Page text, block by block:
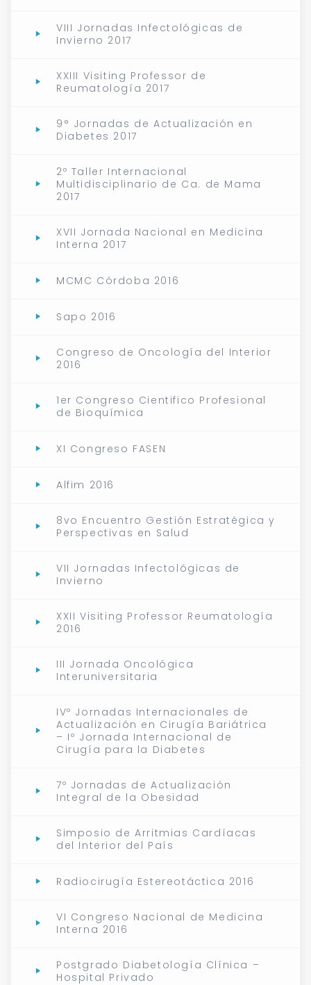
VIII Jornadas Infectológicas de
Invierno 2017
XXIII Visiting Professor de
Reumatología 2017
9° Jornadas de Actualización en
Diabetes 2017
2º Taller Internacional
Multidisciplinario de Ca. de Mama
2017
XVII Jornada Nacional en Medicina
Interna 2017
MCMC Córdoba 2016
Sapo 2016
Congreso de Oncología del Interior
2016
1er Congreso Cientifico Profesional
de Bioquímica
XI Congreso FASEN
Alfim 2016
8vo Encuentro Gestión Estratégica y
Perspectivas en Salud
VII Jornadas Infectológicas de
Invierno
XXII Visiting Professor Reumatología
2016
III Jornada Oncológica
Interuniversitaria
IVº Jornadas Internacionales de
Actualización en Cirugía Bariátrica
– Iº Jornada Internacional de
Cirugía para la Diabetes
7º Jornadas de Actualización
Integral de la Obesidad
Simposio de Arritmias Cardíacas
del Interior del País
Radiocirugía Estereotáctica 2016
VI Congreso Nacional de Medicina
Interna 2016
Postgrado Diabetología Clínica –
Hospital Privado